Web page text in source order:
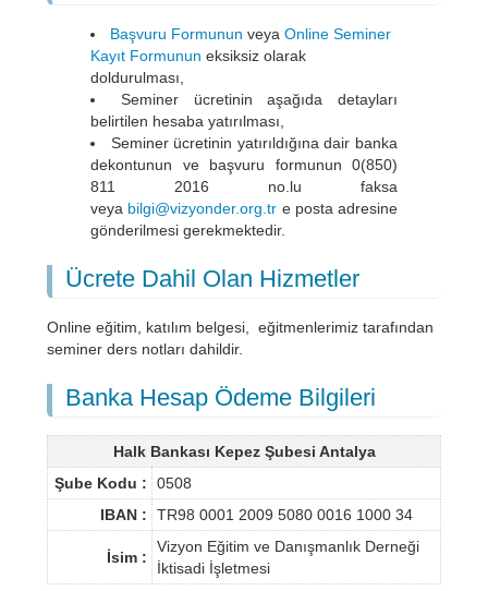
Başvuru Formunun veya Online Seminer
Kayıt Formunun eksiksiz olarak
doldurulması,
Seminer ücretinin aşağıda detayları
belirtilen hesaba yatırılması,
Seminer ücretinin yatırıldığına dair banka
dekontunun ve başvuru formunun 0(850)
811 2016 no.lu faksa
veya bilgi@vizyonder.org.tr e posta adresine
gönderilmesi gerekmektedir.
Ücrete Dahil Olan Hizmetler
Online eğitim, katılım belgesi, eğitmenlerimiz tarafından
seminer ders notları dahildir.
Banka Hesap Ödeme Bilgileri
Halk Bankası Kepez Şubesi Antalya
Şube Kodu :
0508
IBAN :
TR98 0001 2009 5080 0016 1000 34
İsim :
Vizyon Eğitim ve Danışmanlık Derneği
İktisadi İşletmesi